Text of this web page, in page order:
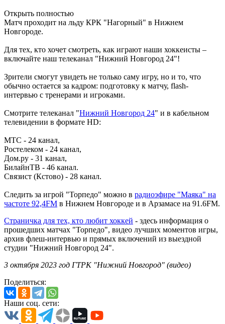
Открыть полностью
Матч проходит на льду КРК "Нагорный" в Нижнем
Новгороде.
Для тех, кто хочет смотреть, как играют наши хоккеисты –
включайте наш телеканал "Нижний Новгород 24"!
Зрители смогут увидеть не только саму игру, но и то, что
обычно остается за кадром: подготовку к матчу, flash-
интервью с тренерами и игроками.
Смотрите телеканал "Нижний Новгород 24" и в кабельном
телевидении в формате HD:
МТС - 24 канал,
Ростелеком - 24 канал,
Дом.ру - 31 канал,
БилайнТВ - 46 канал.
Связист (Кстово) - 28 канал.
Следить за игрой "Торпедо" можно в радиоэфире "Маяка" на
частоте 92,4FM в Нижнем Новгороде и в Арзамасе на 91.6FM.
Страничка для тех, кто любит хоккей - здесь информация о
прошедших матчах "Торпедо", видео лучших моментов игры,
архив флеш-интервью и прямых включений из выездной
студии "Нижний Новгород 24".
3 октября 2023 год ГТРК "Нижний Новгород" (видео)
Поделиться:
Наши соц. сети: